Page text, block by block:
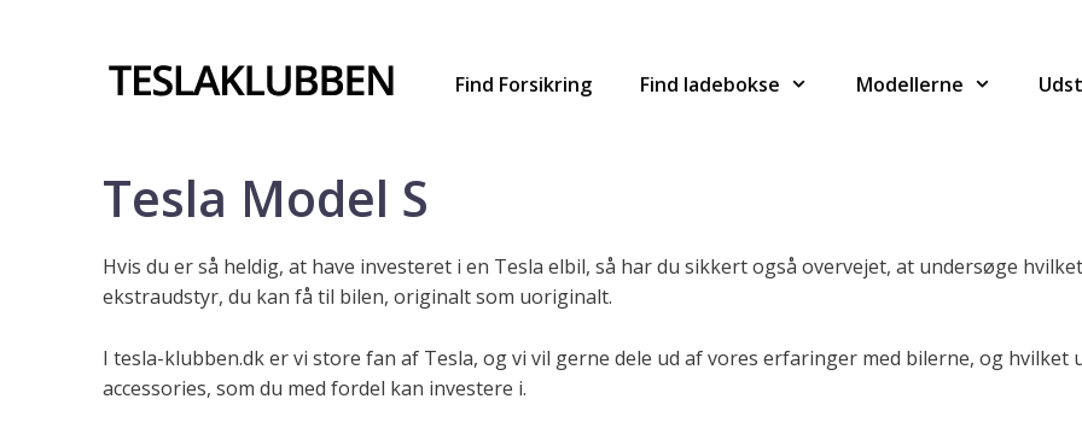
Find Forsikring Find ladebokse Modellerne
Tesla Model S
Hvis du er så heldig, at have investeret i en Tesla elbil, så har du sikkert også overvejet, at undersøge hvilket
ekstraudstyr, du kan få til bilen, originalt som uoriginalt.
I tesla-klubben.dk er vi store fan af Tesla, og vi vil gerne dele ud af vores erfaringer med bilerne, og hvilket
accessories, som du med fordel kan investere i.